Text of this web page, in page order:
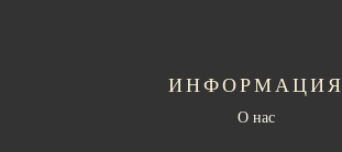
ИНФОРМАЦИЯ
О нас